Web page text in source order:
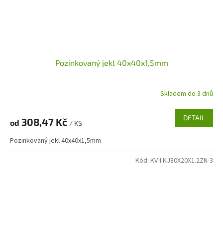
Pozinkovaný jekl 40x40x1,5mm
Skladem do 3 dnů
od 308,47 Kč / KS
DETAIL
Pozinkovaný jekl 40x40x1,5mm
Kód: KV-I KJ80X20X1.2ZN-3